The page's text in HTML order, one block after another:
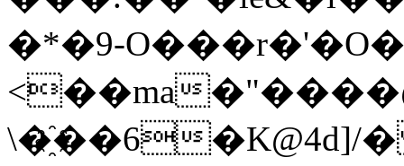
�*�9-
<��ma
\�҈��6�K@4d]/